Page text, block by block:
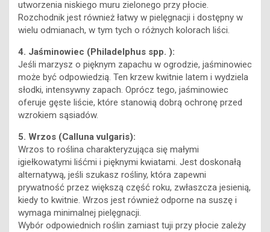
utworzenia niskiego muru zielonego przy płocie.
Rozchodnik jest również łatwy w pielęgnacji i dostępny w
wielu odmianach, w tym tych o różnych kolorach liści.
4. Jaśminowiec (Philadelphus spp. ):
Jeśli marzysz o pięknym zapachu w ogrodzie, jaśminowiec
może być odpowiedzią. Ten krzew kwitnie latem i wydziela
słodki, intensywny zapach. Oprócz tego, jaśminowiec
oferuje gęste liście, które stanowią dobrą ochronę przed
wzrokiem sąsiadów.
5. Wrzos (Calluna vulgaris):
Wrzos to roślina charakteryzująca się małymi
igiełkowatymi liśćmi i pięknymi kwiatami. Jest doskonałą
alternatywą, jeśli szukasz rośliny, która zapewni
prywatność przez większą część roku, zwłaszcza jesienią,
kiedy to kwitnie. Wrzos jest również odporne na suszę i
wymaga minimalnej pielęgnacji.
Wybór odpowiednich roślin zamiast tuji przy płocie zależy